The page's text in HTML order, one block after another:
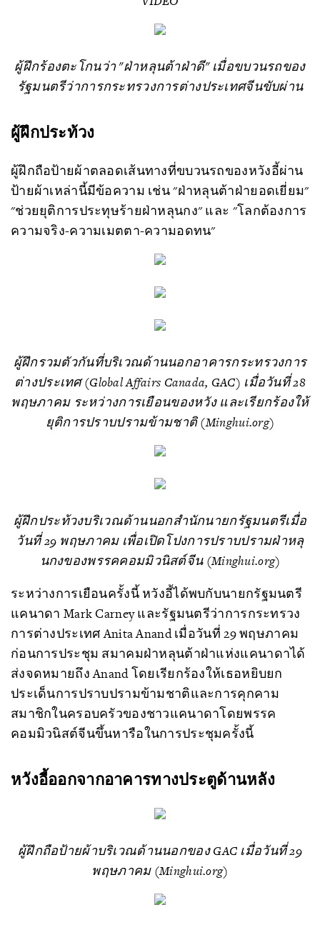
ผู้ฝึกร้องตะโกนว่า "ฝ่าหลุนต้าฝ่าดี" เมื่อขบวนรถของ
รัฐมนตรีว่าการกระทรวงการต่างประเทศจีนขับผ่าน
ผู้ฝึกประท้วง
ผู้ฝึกถือป้ายผ้าตลอดเส้นทางที่ขบวนรถของหวังอี้ผ่าน
ป้ายผ้าเหล่านี้มีข้อความ เช่น "ฝ่าหลุนต้าฝ่ายอดเยี่ยม"
"ช่วยยุติการประทุษร้ายฝ่าหลุนกง" และ "โลกต้องการ
ความจริง-ความเมตตา-ความอดทน"
ผู้ฝึกรวมตัวกันที่บริเวณด้านนอกอาคารกระทรวงการ
ต่างประเทศ (Global Affairs Canada, GAC) เมื่อวันที่ 28
พฤษภาคม ระหว่างการเยือนของหวัง และเรียกร้องให้
ยุติการปราบปรามข้ามชาติ (Minghui.org)
ผู้ฝึกประท้วงบริเวณด้านนอกสำนักนายกรัฐมนตรีเมื่อ
วันที่ 29 พฤษภาคม เพื่อเปิดโปงการปราบปรามฝ่าหลุ
นกงของพรรคคอมมิวนิสต์จีน (Minghui.org)
ระหว่างการเยือนครั้งนี้ หวังอี้ได้พบกับนายกรัฐมนตรี
แคนาดา Mark Carney และรัฐมนตรีว่าการกระทรวง
การต่างประเทศ Anita Anand เมื่อวันที่ 29 พฤษภาคม
ก่อนการประชุม สมาคมฝ่าหลุนต้าฝ่าแห่งแคนาดาได้
ส่งจดหมายถึง Anand โดยเรียกร้องให้เธอหยิบยก
ประเด็นการปราบปรามข้ามชาติและการคุกคาม
สมาชิกในครอบครัวของชาวแคนาดาโดยพรรค
คอมมิวนิสต์จีนขึ้นหารือในการประชุมครั้งนี้
หวังอี้ออกจากอาคารทางประตูด้านหลัง
ผู้ฝึกถือป้ายผ้าบริเวณด้านนอกของ GAC เมื่อวันที่ 29
พฤษภาคม (Minghui.org)